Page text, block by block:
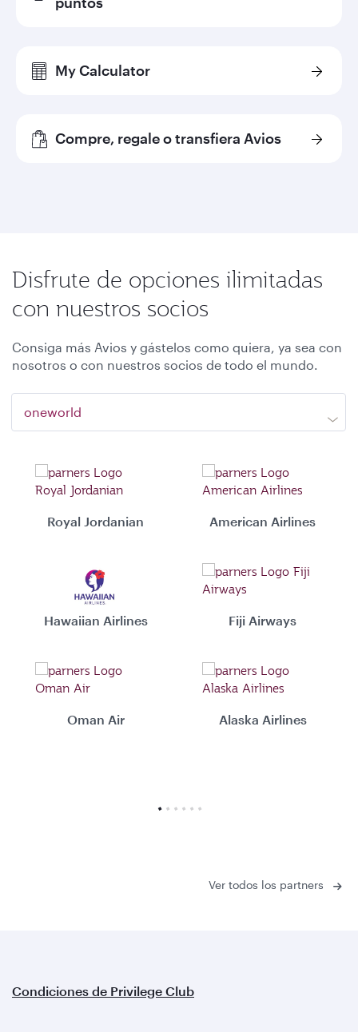
My Calculator
Compre, regale o transfiera Avios
Disfrute de opciones ilimitadas
con nuestros socios
Consiga más Avios y gástelos como quiera, ya sea con
nosotros o con nuestros socios de todo el mundo.
oneworld
Royal Jordanian American Airlines
Hawaiian Airlines Fiji Airways
Oman Air Alaska Airlines
Ver todos los partners
Condiciones de Privilege Club